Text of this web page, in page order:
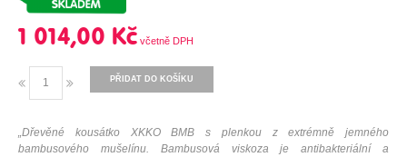
1 014,00 Kč
PŘIDAT DO KOŠÍKU
„Dřevěné kousátko XKKO BMB s plenkou z extrémně jemného
bambusového mušelínu. Bambusová viskoza je antibakteriální a